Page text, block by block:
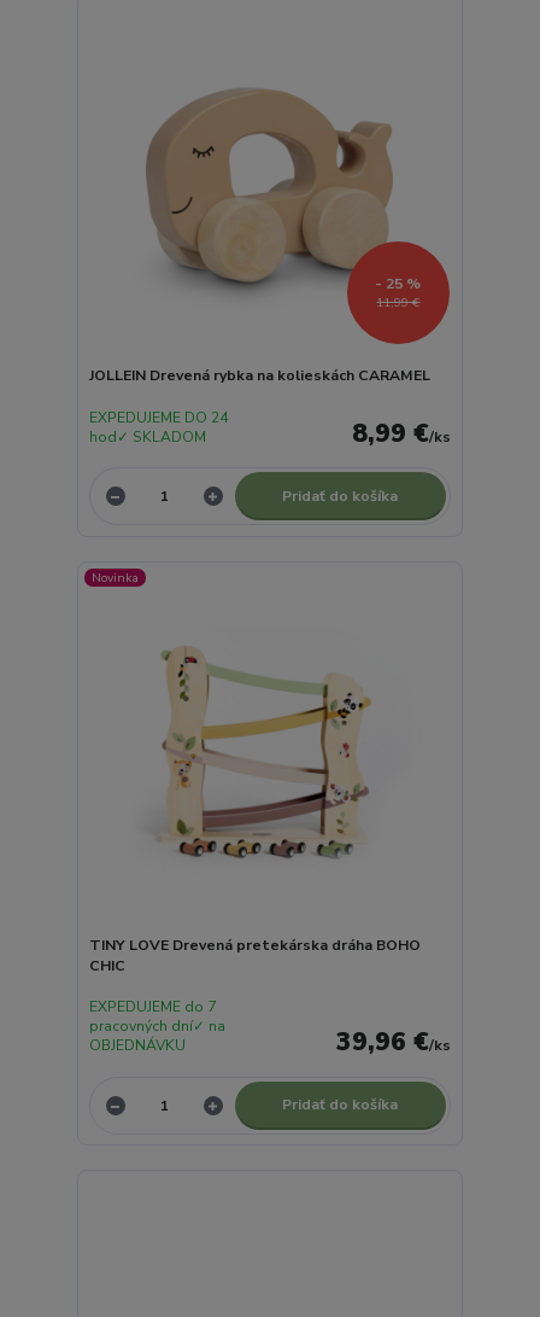
11,99 €
- 25 %
JOLLEIN Drevená rybka na kolieskách CARAMEL
8,99 €/ks
EXPEDUJEME DO 24
hod✓ SKLADOM
Pridať do košíka
Novinka
TINY LOVE Drevená pretekárska dráha BOHO
CHIC
39,96 €/ks
EXPEDUJEME do 7
pracovných dní✓ na
OBJEDNÁVKU
Pridať do košíka